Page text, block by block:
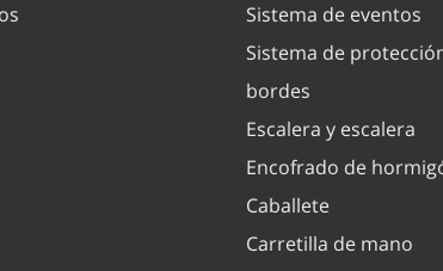
Sistema de eventos
Sistema de
bordes
Escalera y escalera
Encofrado de
Caballete
Carretilla de mano